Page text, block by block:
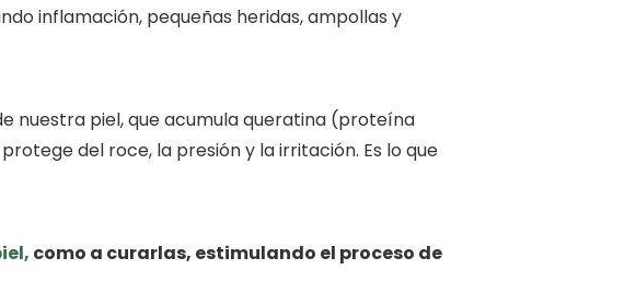
inflamación, pequeñas heridas, ampollas y
nuestra piel, que acumula queratina (proteína
del roce, la presión y la irritación. Es lo que
como a curarlas, estimulando el proceso de